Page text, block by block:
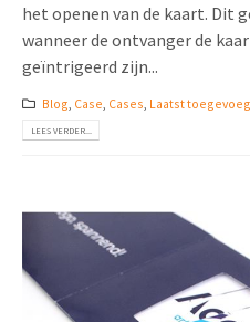
het openen van de kaart. Dit
wanneer de ontvanger de
geïntrigeerd zijn...
Blog, Case, Cases, Laatst
LEES VERDER...